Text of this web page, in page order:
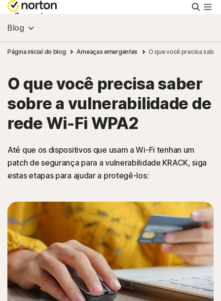
Pessoal
Pequenas empresas
Recursos
Suporte
Teste Grátis
Brasil
Blog
Página inicial do blog Ameaças emergentes O que você precisa
O que você precisa saber
sobre a vulnerabilidade de
rede Wi-Fi WPA2
Até que os dispositivos que usam a Wi-Fi tenhan um
patch de segurança para a vulnerabilidade KRACK, siga
estas etapas para ajudar a protegê-los: